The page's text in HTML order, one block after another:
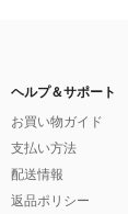
ヘルプ＆サポート
お買い物ガイド
支払い方法
配送情報
返品ポリシー